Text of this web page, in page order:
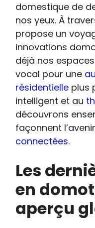
domestique de
nos yeux. À
propose un
innovations
déjà nos
vocal pour une
résidentielle plus
intelligent et au
découvrons
façonnent
connectées.
Les
en
aperçu